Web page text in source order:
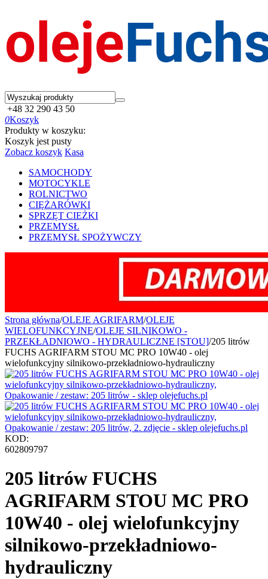
+48 32 290 43 50
0Koszyk
Produkty w koszyku:
Koszyk jest pusty
Zobacz koszyk Kasa
SAMOCHODY
MOTOCYKLE
ROLNICTWO
CIĘŻARÓWKI
SPRZĘT CIEŻKI
PRZEMYSŁ
PRZEMYSŁ SPOŻYWCZY
Strona główna/OLEJE AGRIFARM/OLEJE
WIELOFUNKCYJNE/OLEJE SILNIKOWO -
PRZEKŁADNIOWO - HYDRAULICZNE [STOU]/205 litrów
FUCHS AGRIFARM STOU MC PRO 10W40 - olej
wielofunkcyjny silnikowo-przekładniowo-hydrauliczny
KOD:
602809797
205 litrów FUCHS
AGRIFARM STOU MC PRO
10W40 - olej wielofunkcyjny
silnikowo-przekładniowo-
hydrauliczny